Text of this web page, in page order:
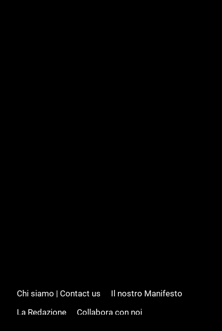
Chi siamo | Contact us
Il nostro Manifesto
La Redazione
Collabora con noi